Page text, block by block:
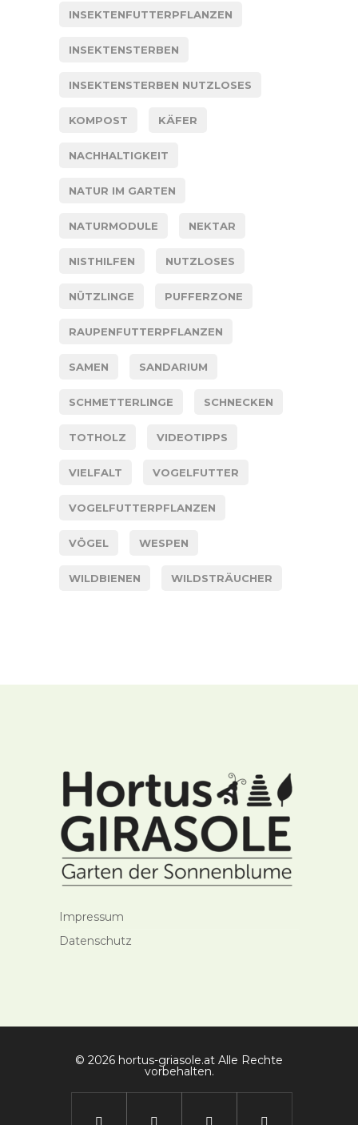
INSEKTENFUTTERPFLANZEN
INSEKTENSTERBEN
INSEKTENSTERBEN NUTZLOSES
KOMPOST KÄFER
NACHHALTIGKEIT
NATUR IM GARTEN
NATURMODULE NEKTAR
NISTHILFEN NUTZLOSES
NÜTZLINGE PUFFERZONE
RAUPENFUTTERPFLANZEN
SAMEN SANDARIUM
SCHMETTERLINGE SCHNECKEN
TOTHOLZ VIDEOTIPPS
VIELFALT VOGELFUTTER
VOGELFUTTERPFLANZEN
VÖGEL WESPEN
WILDBIENEN WILDSTRÄUCHER
Impressum
Datenschutz
© 2026 hortus-griasole.at Alle Rechte
vorbehalten.